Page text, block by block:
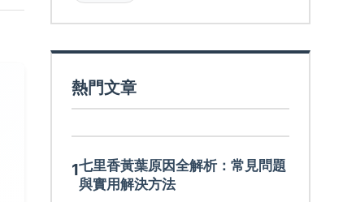
熱門文章
1七里香黃葉原因全解析：常見問題
與實用解決方法